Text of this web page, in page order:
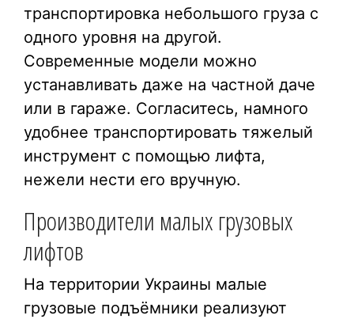
транспортировка небольшого груза с
одного уровня на другой.
Современные модели можно
устанавливать даже на частной даче
или в гараже. Согласитесь, намного
удобнее транспортировать тяжелый
инструмент с помощью лифта,
нежели нести его вручную.
Производители малых грузовых
лифтов
На территории Украины малые
грузовые подъёмники реализуют